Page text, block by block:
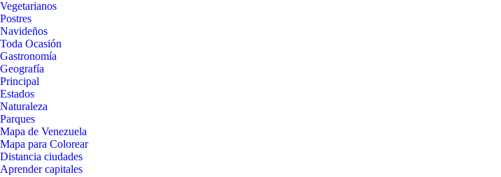
Vegetarianos
Postres
Navideños
Toda Ocasión
Gastronomía
Geografía
Principal
Estados
Naturaleza
Parques
Mapa de Venezuela
Mapa para Colorear
Distancia ciudades
Aprender capitales